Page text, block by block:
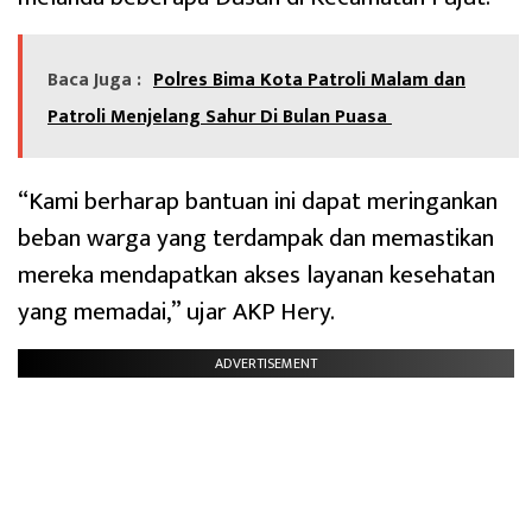
Baca Juga : Polres Bima Kota Patroli Malam dan
Patroli Menjelang Sahur Di Bulan Puasa
“Kami berharap bantuan ini dapat meringankan
beban warga yang terdampak dan memastikan
mereka mendapatkan akses layanan kesehatan
yang memadai,” ujar AKP Hery.
ADVERTISEMENT